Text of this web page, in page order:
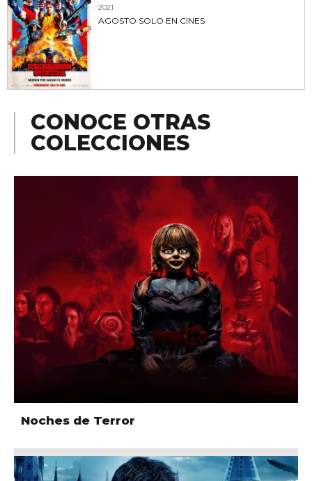
2021
AGOSTO SOLO EN CINES
CONOCE OTRAS
COLECCIONES
Noches de Terror